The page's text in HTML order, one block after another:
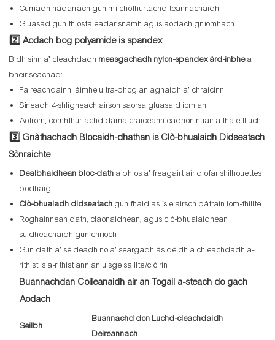
Cumadh nàdarrach gun mì-chofhurtachd teannachaidh
Gluasad gun fhiosta eadar snàmh agus aodach gnìomhach
2️⃣ Aodach bog polyamide is spandex
Bidh sinn a’ cleachdadh measgachadh nylon-spandex àrd-inbhea
bheir seachad:
Faireachdainn làimhe ultra-bhog an aghaidh a’ chraicinn
Sìneadh 4-shligheach airson saorsa gluasaid iomlan
Aotrom, comhfhurtachd dàrna craiceann eadhon nuair a tha e fliuch
3️⃣ Gnàthachadh Blocaidh-dhathan is Clò-bhualaidh Didseatach
Sònraichte
Dealbhaidhean bloc-dath a bhios a’ freagairt air diofar shilhouettes
bodhaig
Clò-bhualadh didseatach gun fhaid as ìsle airson pàtrain iom-fhillte
Roghainnean dath, claonaidhean, agus clò-bhualaidhean
suidheachaidh gun chrìoch
Gun dath a’ sèideadh no a’ seargadh às dèidh a chleachdadh a-
rithist is a-rithist ann an uisge saillte/clòirin
Buannachdan Coileanaidh air an Togail a-steach do gach
Aodach
Seilbh
Buannachd don Luchd-cleachdaidh
Deireannach